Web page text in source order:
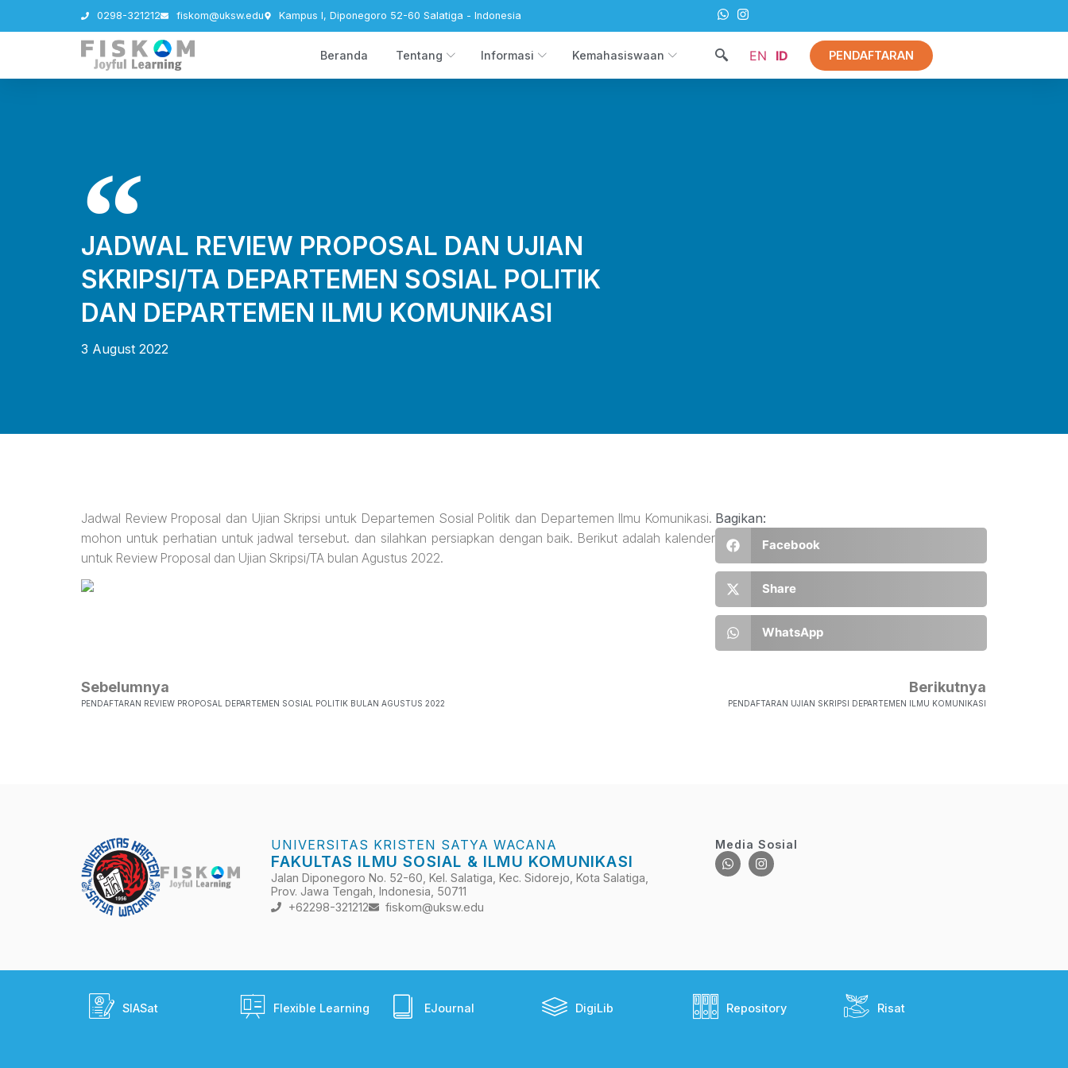
0298-321212 fiskom@uksw.edu Kampus I, Diponegoro 52-60 Salatiga - Indonesia
Beranda Tentang Informasi Kemahasiswaan EN ID PENDAFTARAN
JADWAL REVIEW PROPOSAL DAN UJIAN
SKRIPSI/TA DEPARTEMEN SOSIAL POLITIK
DAN DEPARTEMEN ILMU KOMUNIKASI
3 August 2022
Jadwal Review Proposal dan Ujian Skripsi untuk Departemen Sosial Politik dan Departemen Ilmu Komunikasi.
mohon untuk perhatian untuk jadwal tersebut. dan silahkan persiapkan dengan baik. Berikut adalah kalender
untuk Review Proposal dan Ujian Skripsi/TA bulan Agustus 2022.
Bagikan:
Facebook
Share
WhatsApp
Sebelumnya
PENDAFTARAN REVIEW PROPOSAL DEPARTEMEN SOSIAL POLITIK BULAN AGUSTUS 2022
Berikutnya
PENDAFTARAN UJIAN SKRIPSI DEPARTEMEN ILMU KOMUNIKASI
UNIVERSITAS KRISTEN SATYA WACANA
FAKULTAS ILMU SOSIAL & ILMU KOMUNIKASI
Jalan Diponegoro No. 52-60, Kel. Salatiga, Kec. Sidorejo, Kota Salatiga,
Prov. Jawa Tengah, Indonesia, 50711
+62298-321212
fiskom@uksw.edu
Media Sosial
SIASat Flexible Learning EJournal DigiLib Repository Risat